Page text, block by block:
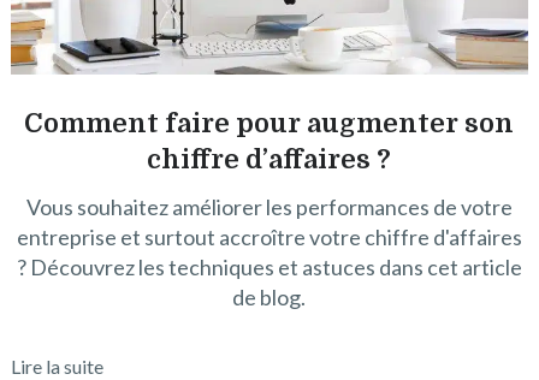
Comment faire pour augmenter son
chiffre d’affaires ?
Vous souhaitez améliorer les performances de votre
entreprise et surtout accroître votre chiffre d'affaires
? Découvrez les techniques et astuces dans cet article
de blog.
Lire la suite